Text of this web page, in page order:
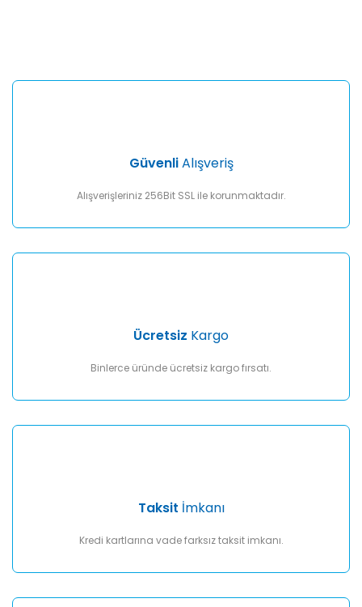
Yorum Yaz
Ürün fiyatı diğer sitelerden daha pahalı.
GüvenliAlışveriş
Alışverişleriniz 256Bit SSL ile korunmaktadır.
Ücretsiz Kargo
Binlerce üründe ücretsiz kargo fırsatı.
Taksit İmkanı
Kredi kartlarına vade farksız taksit imkanı.